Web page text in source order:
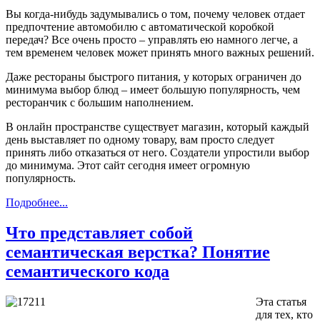
Вы когда-нибудь задумывались о том, почему человек отдает
предпочтение автомобилю с автоматической коробкой
передач? Все очень просто – управлять ею намного легче, а
тем временем человек может принять много важных решений.
Даже рестораны быстрого питания, у которых ограничен до
минимума выбор блюд – имеет большую популярность, чем
ресторанчик с большим наполнением.
В онлайн пространстве существует магазин, который каждый
день выставляет по одному товару, вам просто следует
принять либо отказаться от него. Создатели упростили выбор
до минимума. Этот сайт сегодня имеет огромную
популярность.
Подробнее...
Что представляет собой
семантическая верстка? Понятие
семантического кода
Эта статья
для тех, кто